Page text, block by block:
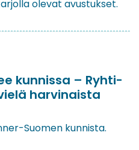
olevat avustukset.
kunnissa – Ryhti-
harvinaista
Suomen kunnista.